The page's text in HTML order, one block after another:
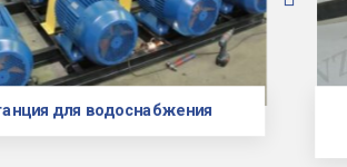
для водоснабжения